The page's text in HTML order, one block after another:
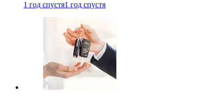
1 год спустя1 год спустя